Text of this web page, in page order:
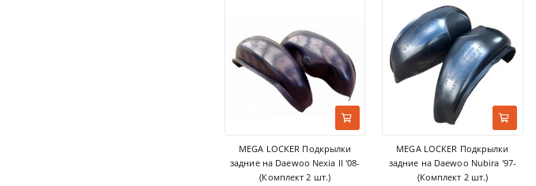
MEGA LOCKER Подкрылки
задние на Daewoo Nexia II '08-
(Комплект 2 шт.)
MEGA LOCKER Подкрылки
задние на Daewoo Nubira '97-
(Комплект 2 шт.)